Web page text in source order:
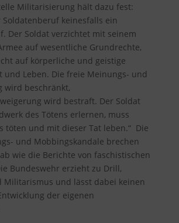
Militarisierung hält dazu fest:
Soldatenberuf keinesfalls ein
Der Soldat verzichtet mit seinem
auf wesentliche Grundrechte,
auf körperliche und geistige
und Leben. Die freie Meinungs- und
wird beschränkt,
wird bestraft. Der Soldat
des Tötens erlernen, muss
töten und mit dieser Tat leben.“ Die
und Mobbingskandale brechen
wie die Berichte von faschistischen
Bundeswehr erzieht zu Drill,
Militarismus und lässt dabei keinen
der eigenen